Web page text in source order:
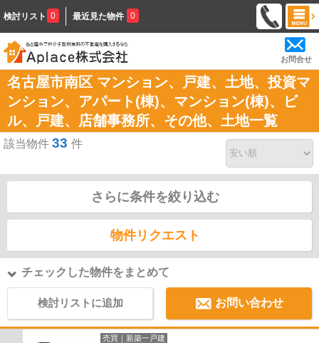
検討リスト 0 最近見た物件 0
お問合せ
名古屋市南区 マンション、戸建、土地、投資マ
ンション、アパート(棟)、マンション(棟)、ビ
ル、戸建、店舗事務所、その他、土地一覧
該当物件 33 件
さらに条件を絞り込む
物件リクエスト
チェックした物件をまとめて
検討リストに追加 お問い合わせ
売買｜新築一戸建